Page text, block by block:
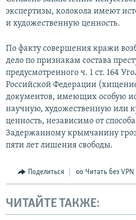
экспертизы, колокола имеют
и художественную ценность.
По факту совершения кражи
дело по признакам состава
предусмотренного ч. 1 ст. 164
Российской Федерации
документов, имеющих особую
научную, художественную или
ценность, независимо от
Задержанному крымчанину
пяти лет лишения свободы.
Поделиться Читать без VPN
ЧИТАЙТЕ ТАКЖЕ: